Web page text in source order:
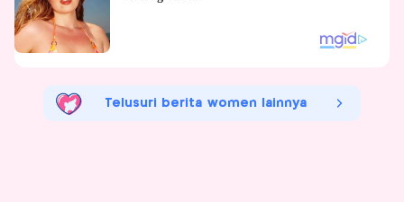
Telusuri berita women lainnya